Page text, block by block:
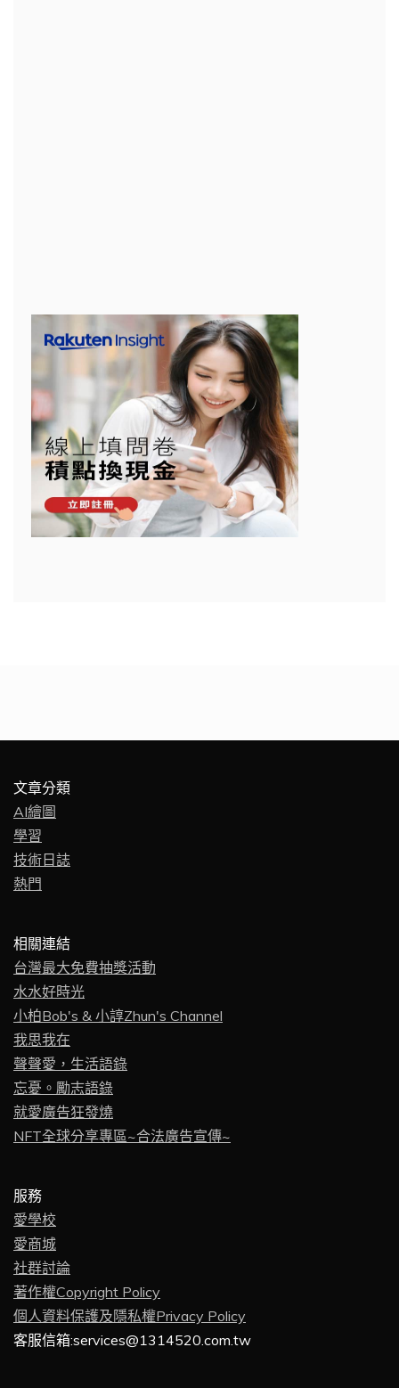
文章分類
AI繪圖
學習
技術日誌
熱門
相關連結
台灣最大免費抽獎活動
水水好時光
小柏Bob's & 小諄Zhun's Channel
我思我在
聲聲愛，生活語錄
忘憂。勵志語錄
就愛廣告狂發燒
NFT全球分享專區~合法廣告宣傳~
服務
愛學校
愛商城
社群討論
著作權Copyright Policy
個人資料保護及隱私權Privacy Policy
客服信箱:services@1314520.com.tw